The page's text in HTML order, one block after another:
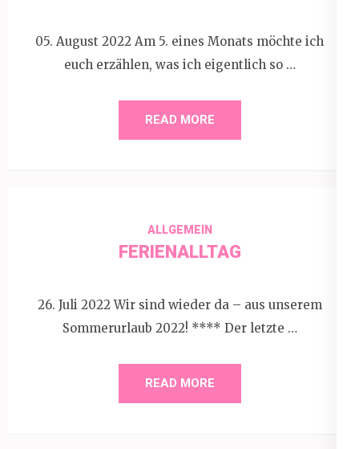
05. August 2022 Am 5. eines Monats möchte ich
euch erzählen, was ich eigentlich so …
READ MORE
ALLGEMEIN
FERIENALLTAG
26. Juli 2022 Wir sind wieder da – aus unserem
Sommerurlaub 2022! **** Der letzte …
READ MORE